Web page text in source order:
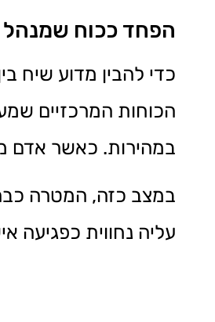
הפחד ככוח
כדי להבין מדוע שיח
הכוחות המרכזיים
במהירות. כאשר אדם
במצב כזה, המטרה
עליה נחווית